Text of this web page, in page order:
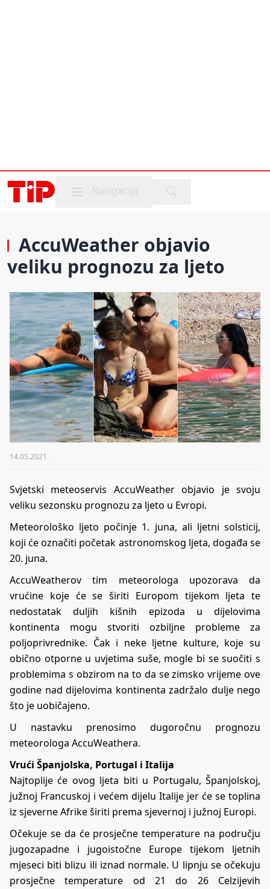
Mobile menu
Navigacija
AccuWeather objavio
veliku prognozu za ljeto
14.05.2021.
Svjetski meteoservis AccuWeather objavio je svoju
veliku sezonsku prognozu za ljeto u Evropi.
Meteorološko ljeto počinje 1. juna, ali ljetni solsticij,
koji će označiti početak astronomskog ljeta, događa se
20. juna.
AccuWeatherov tim meteorologa upozorava da
vrućine koje će se širiti Europom tijekom ljeta te
nedostatak duljih kišnih epizoda u dijelovima
kontinenta mogu stvoriti ozbiljne probleme za
poljoprivrednike. Čak i neke ljetne kulture, koje su
obično otporne u uvjetima suše, mogle bi se suočiti s
problemima s obzirom na to da se zimsko vrijeme ove
godine nad dijelovima kontinenta zadržalo dulje nego
što je uobičajeno.
U nastavku prenosimo dugoročnu prognozu
meteorologa AccuWeathera.
Vrući Španjolska, Portugal i Italija
Najtoplije će ovog ljeta biti u Portugalu, Španjolskoj,
južnoj Francuskoj i većem dijelu Italije jer će se toplina
iz sjeverne Afrike širiti prema sjevernoj i južnoj Europi.
Očekuje se da će prosječne temperature na području
jugozapadne i jugoistočne Europe tijekom ljetnih
mjeseci biti blizu ili iznad normale. U lipnju se očekuju
prosječne temperature od 21 do 26 Celzijevih